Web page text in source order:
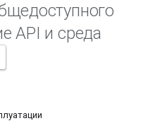
API и среда